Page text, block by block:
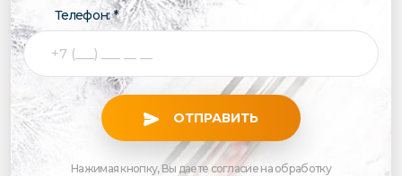
Телефон: *
ОТПРАВИТЬ
Нажимая кнопку, Вы даете согласие на обработку